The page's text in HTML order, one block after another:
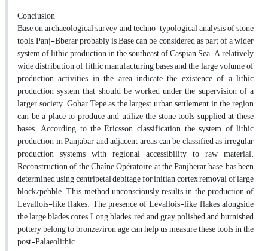
Conclusion
Base on archaeological survey and techno-typological analysis of stone
tools, Panj-Bberar probably is Base can be considered as part of a wider
system of lithic production in the southeast of Caspian Sea. A relatively
wide distribution of lithic manufacturing bases and the large volume of
production activities in the area indicate the existence of a lithic
production system that should be worked under the supervision of a
larger society. Gohar Tepe as the largest urban settlement in the region
can be a place to produce and utilize the stone tools supplied at these
bases. According to the Ericsson classification, the system of lithic
production in Panjabar and adjacent areas can be classified as irregular
production systems with regional accessibility to raw material.
Reconstruction of the Chaîne Opératoire at the Panjberar base, has been
determined using centripetal debitage for initian cortex removal of large
block/pebble. This method unconsciously results in the production of
Levallois-like flakes. The presence of Levallois-like flakes alongside
the large blades cores, Long blades, red and gray polished and burnished
pottery belong to bronze/iron age can help us measure these tools in the
post-Palaeolithic.